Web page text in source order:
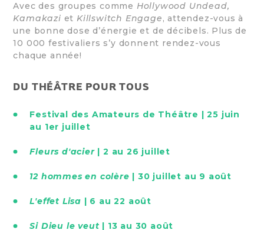
Avec des groupes comme Hollywood Undead,
Kamakazi et Killswitch Engage, attendez-vous à
une bonne dose d’énergie et de décibels. Plus de
10 000 festivaliers s’y donnent rendez-vous
chaque année!
DU THÉÂTRE POUR TOUS
Festival des Amateurs de Théâtre | 25 juin
au 1er juillet
Fleurs d'acier| 2 au 26 juillet
12 hommes en colère | 30 juillet au 9 août
L'effet Lisa | 6 au 22 août
Si Dieu le veut | 13 au 30 août